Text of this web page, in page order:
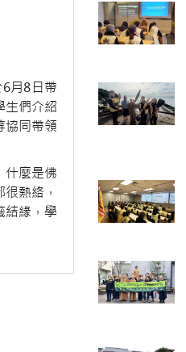
月8日帶
生們介紹
協同帶領
什麼是佛
熱絡，
結緣，學